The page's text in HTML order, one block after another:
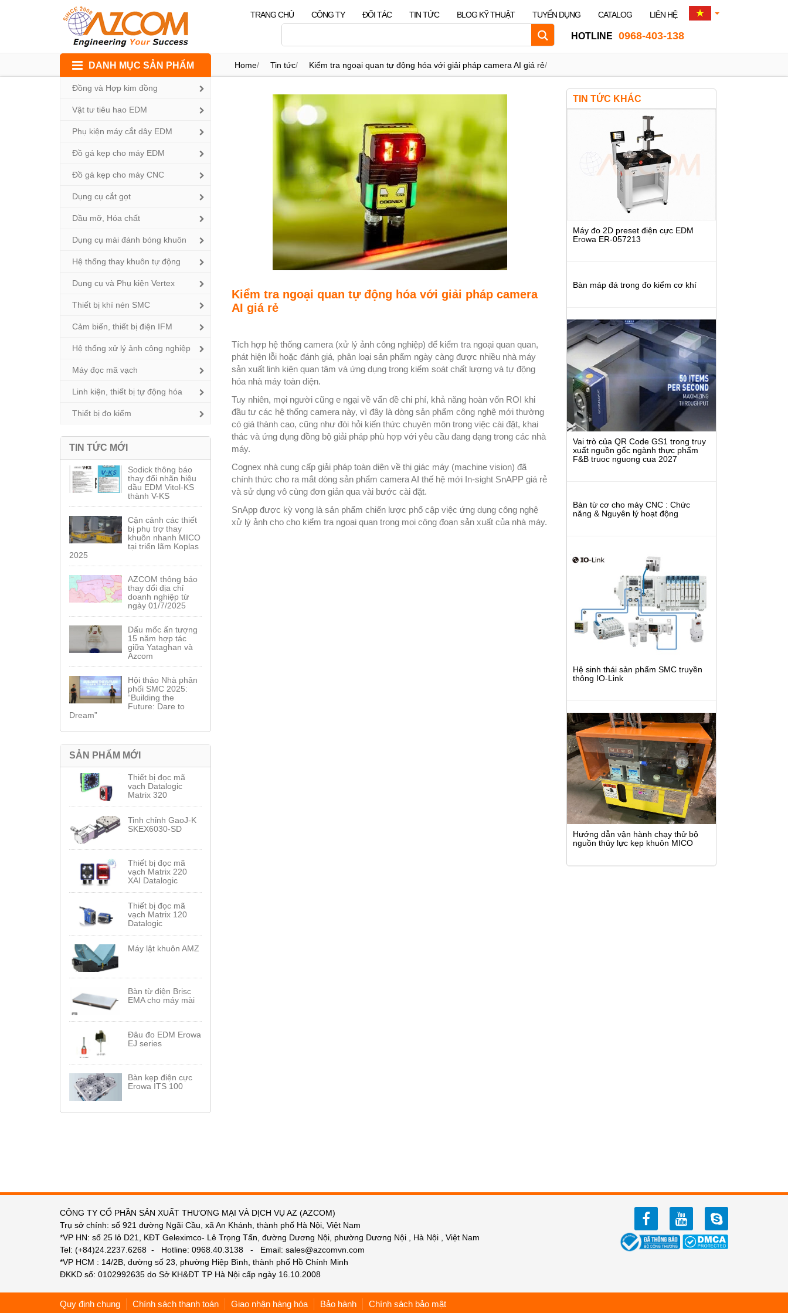
content
TRANG CHỦ CÔNG TY ĐỐI TÁC TIN TỨC BLOG KỸ THUẬT TUYỂN DỤNG CATALOG LIÊN HỆ
HOTLINE 0968-403-138
Home/ Tin tức/ Kiểm tra ngoại quan tự động hóa với giải pháp camera AI giá rẻ/
DANH MỤC SẢN PHẨM
Đồng và Hợp kim đồng
Vật tư tiêu hao EDM
Phụ kiện máy cắt dây EDM
Đồ gá kẹp cho máy EDM
Đồ gá kẹp cho máy CNC
Dụng cụ cắt gọt
Dầu mỡ, Hóa chất
Dụng cụ mài đánh bóng khuôn
Hệ thống thay khuôn tự động
Dụng cụ và Phụ kiện Vertex
Thiết bị khí nén SMC
Cảm biến, thiết bị điện IFM
Hệ thống xử lý ảnh công nghiệp
Máy đọc mã vạch
Linh kiện, thiết bị tự động hóa
Thiết bị đo kiểm
TIN TỨC MỚI
Sodick thông báo
thay đổi nhãn hiệu
dầu EDM Vitol-KS
thành V-KS
Cận cảnh các thiết
bị phụ trợ thay
khuôn nhanh MICO
tại triển lãm Koplas
2025
AZCOM thông báo
thay đổi địa chỉ
doanh nghiệp từ
ngày 01/7/2025
Dấu mốc ấn tượng
15 năm hợp tác
giữa Yataghan và
Azcom
Hội thảo Nhà phân
phối SMC 2025:
“Building the
Future: Dare to
Dream”
SẢN PHẨM MỚI
Thiết bị đọc mã
vạch Datalogic
Matrix 320
Tinh chỉnh GaoJ-K
SKEX6030-SD
Thiết bị đọc mã
vạch Matrix 220
XAI Datalogic
Thiết bị đọc mã
vạch Matrix 120
Datalogic
Máy lật khuôn AMZ
Bàn từ điện Brisc
EMA cho máy mài
Đâu đo EDM Erowa
EJ series
Bàn kẹp điện cực
Erowa ITS 100
Kiểm tra ngoại quan tự động hóa với giải pháp camera
AI giá rẻ
Tích hợp hệ thống camera (xử lý ảnh công nghiệp) để kiểm tra ngoại quan quan,
phát hiện lỗi hoặc đánh giá, phân loại sản phẩm ngày càng được nhiều nhà máy
sản xuất linh kiện quan tâm và ứng dụng trong kiểm soát chất lượng và tự động
hóa nhà máy toàn diện.
Tuy nhiên, mọi người cũng e ngại về vấn đề chi phí, khả năng hoàn vốn ROI khi
đầu tư các hệ thống camera này, vì đây là dòng sản phẩm công nghệ mới thường
có giá thành cao, cũng như đòi hỏi kiến thức chuyên môn trong việc cài đặt, khai
thác và ứng dụng đồng bộ giải pháp phù hợp với yêu cầu đang dạng trong các nhà
máy.
Cognex nhà cung cấp giải pháp toàn diện về thị giác máy (machine vision) đã
chính thức cho ra mắt dòng sản phẩm camera AI thế hệ mới In-sight SnAPP giá rẻ
và sử dụng vô cùng đơn giản qua vài bước cài đặt.
SnApp được kỳ vọng là sản phẩm chiến lược phổ cập việc ứng dụng công nghệ
xử lý ảnh cho cho kiểm tra ngoại quan trong mọi công đoạn sản xuất của nhà máy.
TIN TỨC KHÁC
Máy đo 2D preset điện cực EDM
Erowa ER-057213
Bàn máp đá trong đo kiểm cơ khí
Vai trò của QR Code GS1 trong truy
xuất nguồn gốc ngành thực phẩm
F&B truoc nguong cua 2027
Bàn từ cơ cho máy CNC : Chức
năng & Nguyên lý hoạt động
Hệ sinh thái sản phẩm SMC truyền
thông IO-Link
Hướng dẫn vận hành chạy thử bộ
nguồn thủy lực kẹp khuôn MICO
CÔNG TY CỔ PHẦN SẢN XUẤT THƯƠNG MẠI VÀ DỊCH VỤ AZ (AZCOM)
Trụ sở chính: số 921 đường Ngãi Cầu, xã An Khánh, thành phố Hà Nội, Việt Nam
*VP HN: số 25 lô D21, KĐT Geleximco- Lê Trọng Tấn, đường Dương Nội, phường Dương Nội , Hà Nội , Việt Nam
Tel: (+84)24.2237.6268 - Hotline: 0968.40.3138 - Email: sales@azcomvn.com
*VP HCM : 14/2B, đường số 23, phường Hiệp Bình, thành phố Hồ Chính Minh
ĐKKD số: 0102992635 do Sở KH&ĐT TP Hà Nội cấp ngày 16.10.2008
facebookyoutube zalo
Quy định chung Chính sách thanh toán Giao nhận hàng hóa Bảo hành Chính sách bảo mật